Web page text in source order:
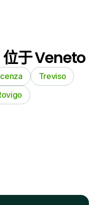
于 Veneto
Treviso